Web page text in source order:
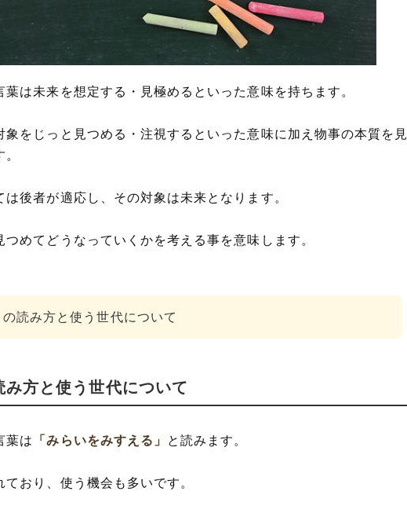
を見据える」を使った例文と意味を解釈
を見据える」の類語や言い換え
葉は未来を想定する・見極めるといった意味を持ちます。
象をじっと見つめる・注視するといった意味に加え物事の本質を見
は後者が適応し、その対象は未来となります。
めてどうなっていくかを考える事を意味します。
の読み方と使う世代について
み方と使う世代について
葉は 「みらいをみすえる」 と読みます。
おり、使う機会も多いです。